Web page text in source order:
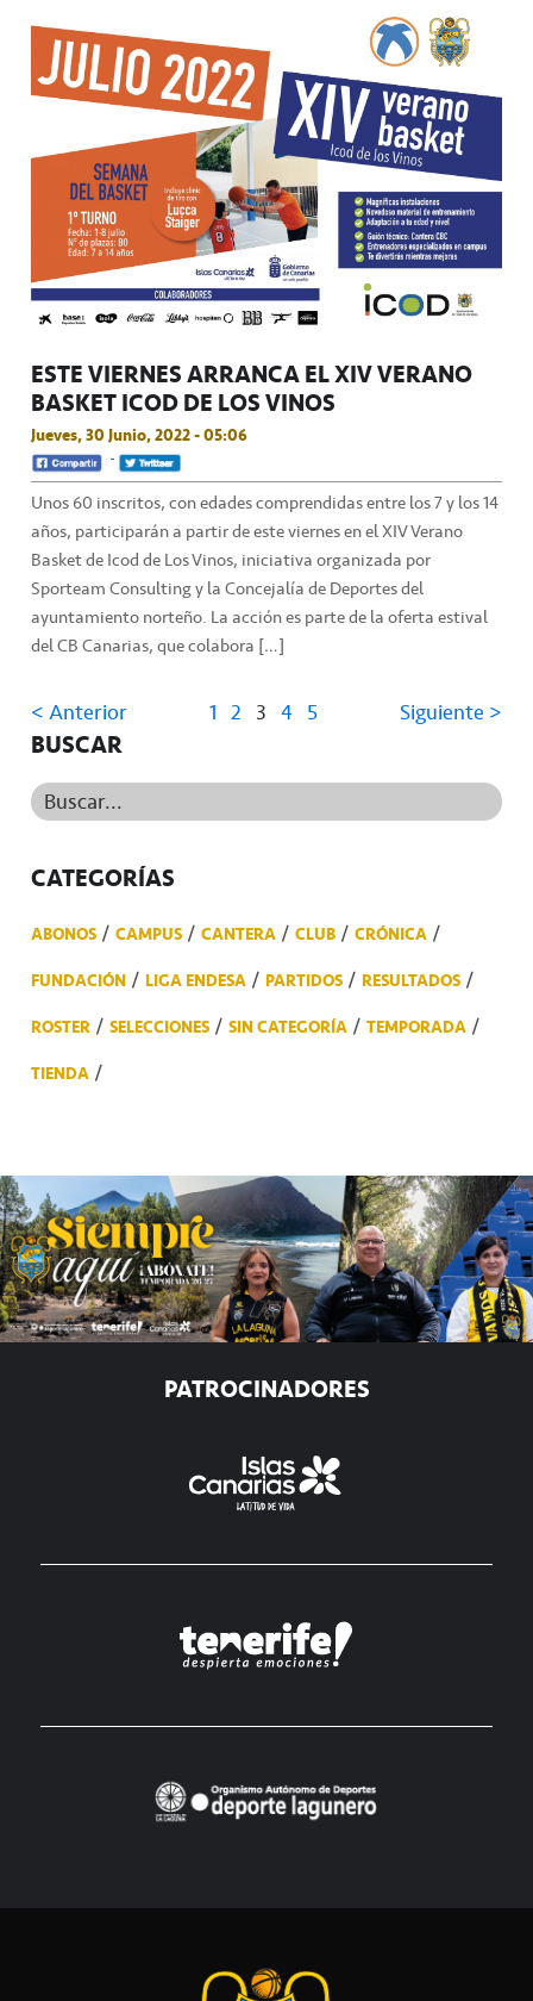
ESTE VIERNES ARRANCA EL XIV VERANO
BASKET ICOD DE LOS VINOS
Jueves, 30 Junio, 2022 - 05:06
Unos 60 inscritos, con edades comprendidas entre los 7 y los 14
años, participarán a partir de este viernes en el XIV Verano
Basket de Icod de Los Vinos, iniciativa organizada por
Sporteam Consulting y la Concejalía de Deportes del
ayuntamiento norteño. La acción es parte de la oferta estival
del CB Canarias, que colabora […]
< Anterior 1 2 3 4 5 Siguiente >
BUSCAR
Buscar...
CATEGORÍAS
ABONOS CAMPUS CANTERA CLUB
CRÓNICA
FUNDACIÓN
LIGA ENDESA PARTIDOS
RESULTADOS
ROSTER
SELECCIONES SIN CATEGORÍA
TEMPORADA
TIENDA
PATROCINADORES